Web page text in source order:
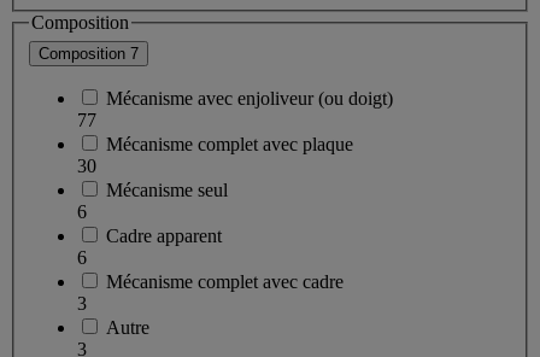
Composition
Composition 7
Mécanisme avec enjoliveur (ou doigt)
77
Mécanisme complet avec plaque
30
Mécanisme seul
6
Cadre apparent
6
Mécanisme complet avec cadre
3
Autre
3